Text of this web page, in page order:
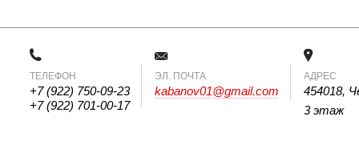
ТЕЛЕФОН
+7 (922) 750-09-23
+7 (922) 701-00-17
ЭЛ. ПОЧТА
kabanov01@gmail.com
АДРЕС
454018,
3 этаж